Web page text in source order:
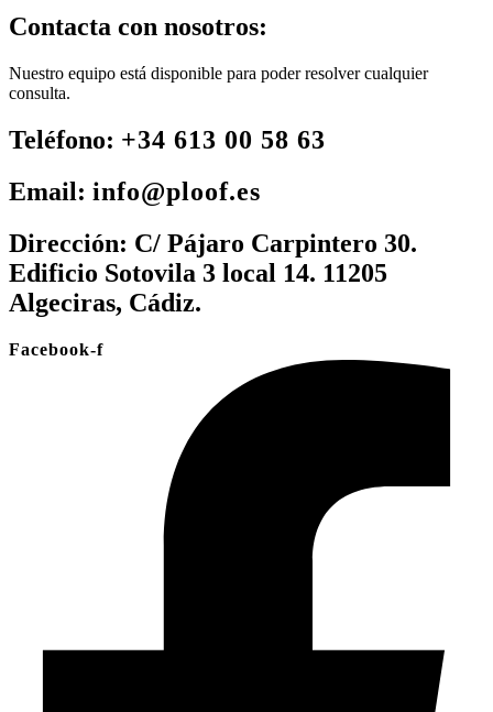
Contacta con nosotros:
Nuestro equipo está disponible para poder resolver cualquier
consulta.
Teléfono: +34 613 00 58 63
Email: info@ploof.es
Dirección: C/ Pájaro Carpintero 30.
Edificio Sotovila 3 local 14. 11205
Algeciras, Cádiz.
Facebook-f